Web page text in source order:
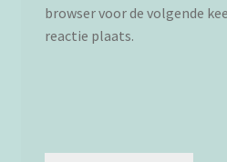
browser voor de volgende
reactie plaats.